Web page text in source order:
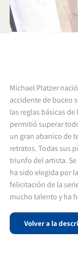
Michael Platzer
accidente de buceo
las reglas básicas
permitió superar
un gran abanico de
retratos. Todas sus
triunfo del artista.
ha sido elegida por
felicitación de la
mucho talento y ha
Volver a la